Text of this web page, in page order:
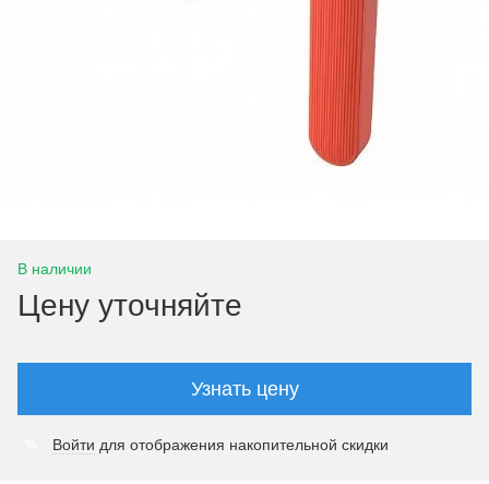
В наличии
Цену уточняйте
Узнать цену
Войти для отображения накопительной скидки